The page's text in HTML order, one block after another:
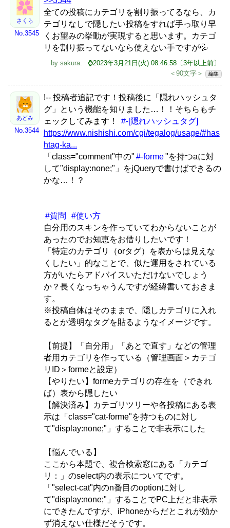
さくら
No.3545
全ての投稿にカテゴリを割り振ってるなら、カ
テゴリなしで隠したい投稿をすれば手っ取り早
くお望みの挙動が実現すると思います。カテゴ
リを割り振ってないなら使えない手ですが💦
by sakura.
⌚2023年3月21日(火) 08:46:58〔3年以上前〕
＜90文字＞
編集
あどみ
No.3544
!-- 投稿者追記です！投稿後に「隠れハッシュタ
グ」という機能を知りました…！！そちらもチ
ェックしてみます！
#-[隠れハッシュタグ]
https://www.nishishi.com/cgi/tegalog/usage/#has
htag-ka...
「class="comment"中の" #-forme"を持つaに対
して"display:none;"」をjQueryで書けばできるの
かな…！？
#質問
#使い方
自分用のスキンを作っていてわからないことが
あったのでお知恵をお借りしたいです！
「特定のカテゴリ（orタグ）を表からは見えな
くしたい」的なことで、似た運用をされている
方がいたらアドバイスいただけないでしょう
か？長くなっちゃうんですが経緯書いておきま
す。
※投稿自体はそのままで、隠しカテゴリに入れ
るとか透明なタグを貼るようなイメージです。
【前提】「自分用」「あとで直す」などの管理
者用カテゴリを作っている（管理画面＞カテゴ
リID＞formeと設定）
【やりたい】formeカテゴリの存在を（できれ
ば）表から隠したい
【解決済み】カテゴリツリーや各投稿にある表
示は「class="cat-forme"を持つものに対し
て"display:none;"」することで非表示にした
【悩んでいる】
ここから本題で、複合検索窓にある「カテゴ
リ：」のselect内の表示についてです。
「"select-cat"内のn番目のoptionに対し
て"display:none;"」することでPC上だと非表示
にできたんですが、iPhoneからだとこれが効か
ず消えない仕様だそうです。